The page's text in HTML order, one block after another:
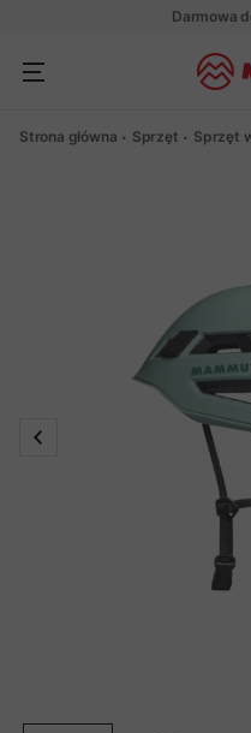
Darmowa
Strona główna Sprzęt Sprzęt